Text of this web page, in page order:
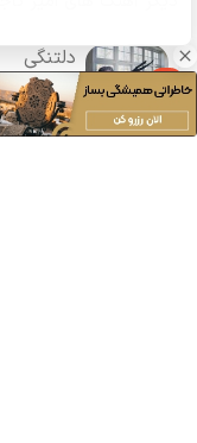
دلتنگی
امیر تاجیک